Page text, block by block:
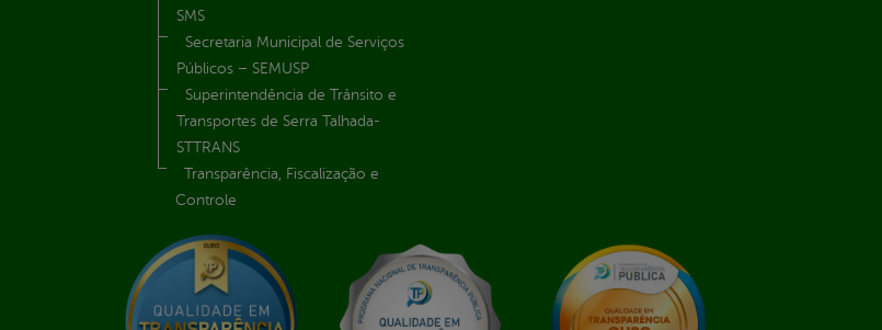
SMS
Secretaria Municipal de Serviços
Públicos – SEMUSP
Superintendência de Trânsito e
Transportes de Serra Talhada-
STTRANS
Transparência, Fiscalização e
Controle